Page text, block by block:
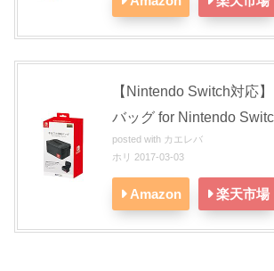
【Nintendo Switch対応
バッグ for Nintendo
posted with カエレバ
ホリ 2017-03-03
Amazon 楽天市場